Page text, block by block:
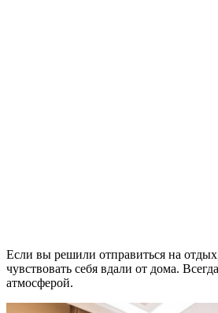
Если вы решили отправиться на
чувствовать себя вдали от дома.
атмосферой.